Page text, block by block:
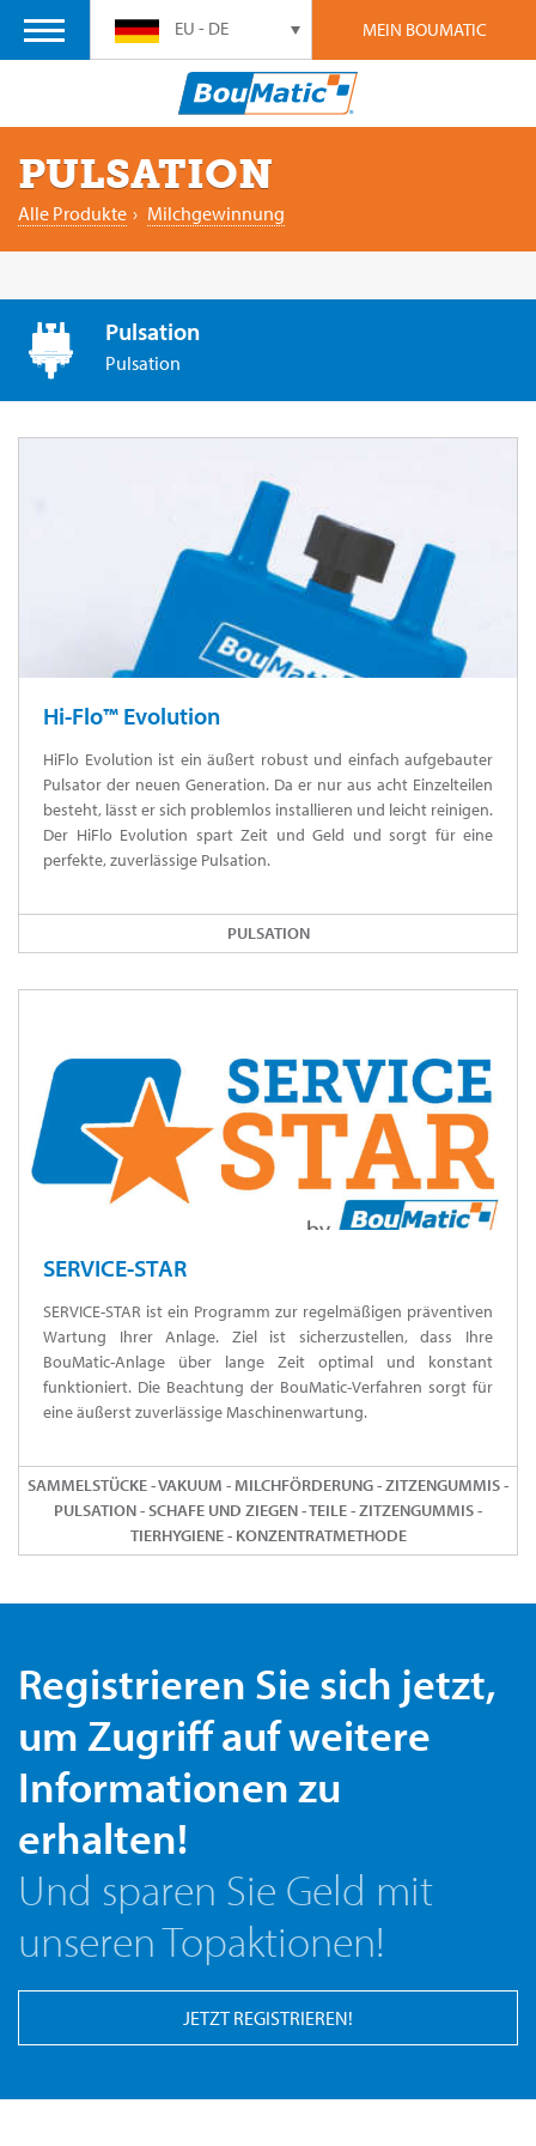
MEIN BOUMATIC
EU - DE
PULSATION
Alle Produkte › Milchgewinnung
Pulsation
Pulsation
Hi-Flo™ Evolution
HiFlo Evolution ist ein äußert robust und einfach aufgebauter
Pulsator der neuen Generation. Da er nur aus acht Einzelteilen
besteht, lässt er sich problemlos installieren und leicht reinigen.
Der HiFlo Evolution spart Zeit und Geld und sorgt für eine
perfekte, zuverlässige Pulsation.
PULSATION
SERVICE-STAR
SERVICE-STAR ist ein Programm zur regelmäßigen präventiven
Wartung Ihrer Anlage. Ziel ist sicherzustellen, dass Ihre
BouMatic-Anlage über lange Zeit optimal und konstant
funktioniert. Die Beachtung der BouMatic-Verfahren sorgt für
eine äußerst zuverlässige Maschinenwartung.
SAMMELSTÜCKE - VAKUUM - MILCHFÖRDERUNG - ZITZENGUMMIS -
PULSATION - SCHAFE UND ZIEGEN - TEILE - ZITZENGUMMIS -
TIERHYGIENE - KONZENTRATMETHODE
Registrieren Sie sich jetzt,
um Zugriff auf weitere
Informationen zu
erhalten!
Und sparen Sie Geld mit
unseren Topaktionen!
JETZT REGISTRIEREN!